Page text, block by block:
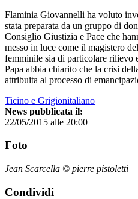
Flaminia Giovannelli ha voluto
stata preparata da un gruppo di
Consiglio Giustizia e Pace che
messo in luce come il magistero
femminile sia di particolare rilievo
Papa abbia chiarito che la crisi
attribuita al processo di
Ticino e Grigionitaliano
News pubblicata il:
22/05/2015 alle 20:00
Foto
Jean Scarcella © pierre pistoletti
Condividi